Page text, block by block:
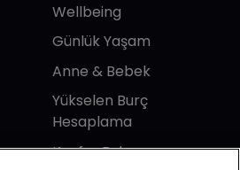
Wellbeing
Günlük Yaşam
Anne & Bebek
Yükselen Burç
Hesaplama
Kuafor Bulma